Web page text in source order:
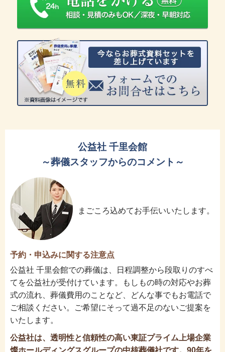
公益社 千里会館
～葬儀スタッフからのコメント～
まごころ込めてお手伝いいたします。
予約・申込みに関する注意点
公益社 千里会館での葬儀は、日程調整から段取りのすべ
てを公益社が受付けています。もしもの時の対応やお葬
式の流れ、葬儀費用のことなど、どんな事でもお電話で
ご相談ください。ご希望にそって過不足のないご提案を
いたします。
公益社は、透明性と信頼性の高い東証プライム上場企業